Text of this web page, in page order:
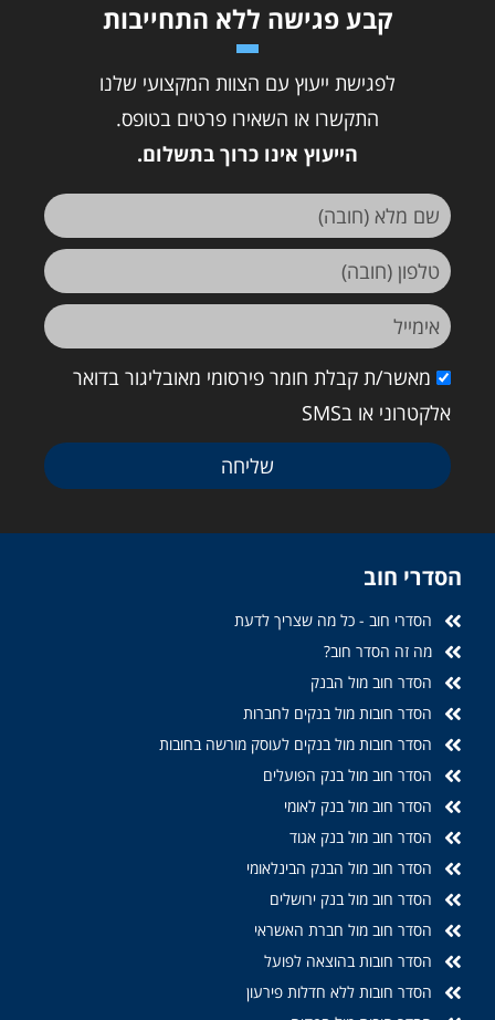
קבע פגישה ללא התחייבות
לפגישת ייעוץ עם הצוות המקצועי שלנו
התקשרו או השאירו פרטים בטופס.
הייעוץ אינו כרוך בתשלום.
מאשר/ת קבלת חומר פירסומי מאובליגור בדואר
אלקטרוני או בSMS
שליחה
הסדרי חוב
הסדרי חוב - כל מה שצריך לדעת
מה זה הסדר חוב?
הסדר חוב מול הבנק
הסדר חובות מול בנקים לחברות
הסדר חובות מול בנקים לעוסק מורשה בחובות
הסדר חוב מול בנק הפועלים
הסדר חוב מול בנק לאומי
הסדר חוב מול בנק אגוד
הסדר חוב מול הבנק הבינלאומי
הסדר חוב מול בנק ירושלים
הסדר חוב מול חברת האשראי
הסדר חובות בהוצאה לפועל
הסדר חובות ללא חדלות פירעון